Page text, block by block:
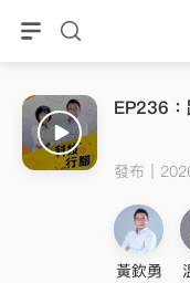
EP236
發布｜
黃欽勇